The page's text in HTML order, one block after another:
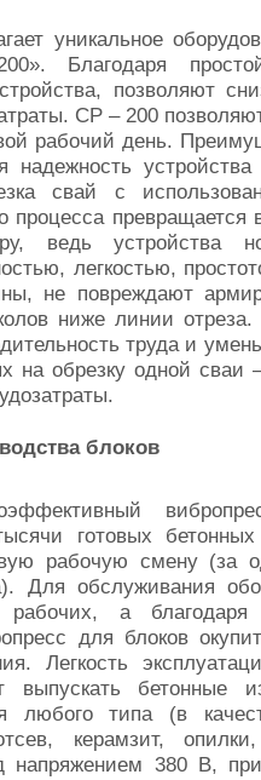
уникальное
Благодаря
позволяют
СР – 200
рабочий день.
надежность устройства
свай с
процесса
ведь устройства
легкостью,
не повреждают
ниже линии
труда и
на обрезку одной сваи
блоков
готовых
рабочую смену (за
Для обслуживания
рабочих, а
для блоков
Легкость
выпускать бетонные
любого типа (в
керамзит,
напряжением 380 В,